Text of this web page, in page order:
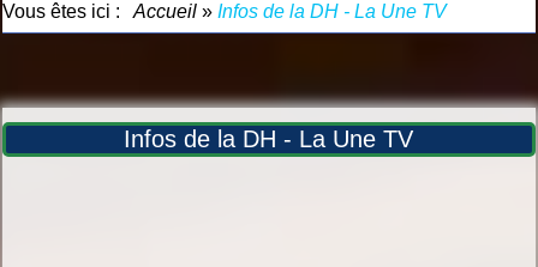
Vous êtes ici : Accueil»Infos de la DH - La Une TV
Infos de la DH - La Une TV